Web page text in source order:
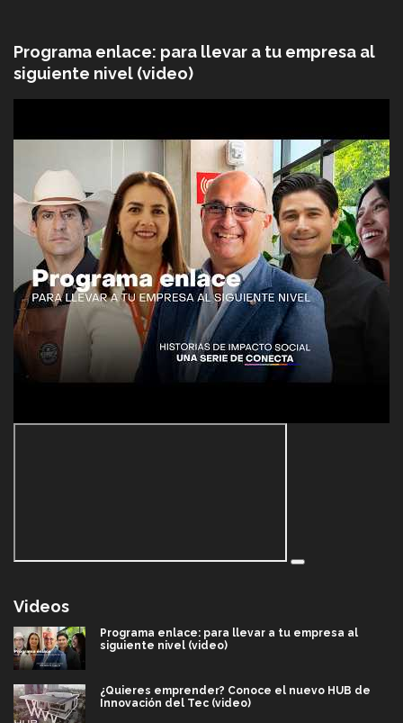
Programa enlace: para llevar a tu empresa al
siguiente nivel (video)
Videos
Programa enlace: para llevar a tu empresa al
siguiente nivel (video)
¿Quieres emprender? Conoce el nuevo HUB de
Innovación del Tec (video)